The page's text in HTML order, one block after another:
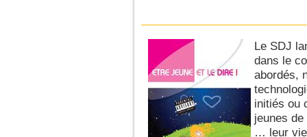
Le SDJ
dans le
abordés,
initiés ou
jeunes
… leur